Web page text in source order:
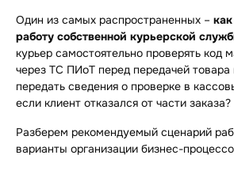
Один из самых распространенных –
работу собственной курьерской
курьер самостоятельно проверять код
через ТС ПИоТ перед передачей товара
передать сведения о проверке в
если клиент отказался от части заказа?
Разберем рекомендуемый сценарий
варианты организации бизнес-